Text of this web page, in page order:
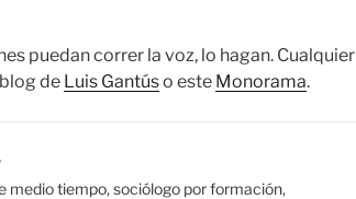
puedan correr la voz, lo hagan. Cualquier
de Luis Gantúso este Monorama.
medio tiempo, sociólogo por formación,